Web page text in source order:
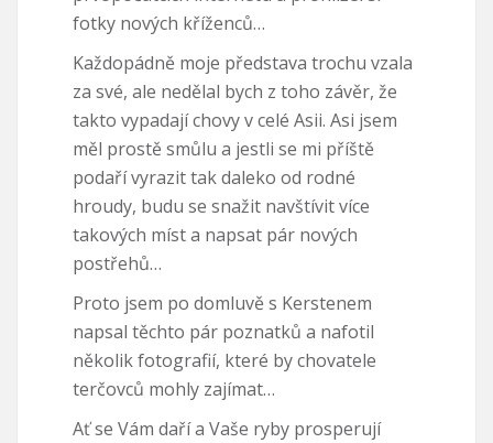
fotky nových kříženců…
Každopádně moje představa trochu vzala
za své, ale nedělal bych z toho závěr, že
takto vypadají chovy v celé Asii. Asi jsem
měl prostě smůlu a jestli se mi příště
podaří vyrazit tak daleko od rodné
hroudy, budu se snažit navštívit více
takových míst a napsat pár nových
postřehů…
Proto jsem po domluvě s Kerstenem
napsal těchto pár poznatků a nafotil
několik fotografií, které by chovatele
terčovců mohly zajímat…
Ať se Vám daří a Vaše ryby prosperují